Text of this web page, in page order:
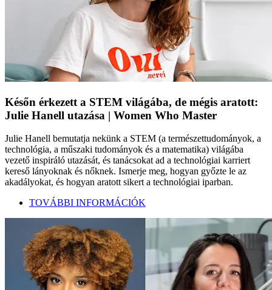
Későn érkezett a STEM világába, de mégis aratott:
Julie Hanell utazása | Women Who Master
Julie Hanell bemutatja nekünk a STEM (a természettudományok, a
technológia, a műszaki tudományok és a matematika) világába
vezető inspiráló utazását, és tanácsokat ad a technológiai karriert
kereső lányoknak és nőknek. Ismerje meg, hogyan győzte le az
akadályokat, és hogyan aratott sikert a technológiai iparban.
TOVÁBBI INFORMÁCIÓK